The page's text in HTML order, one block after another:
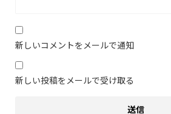
新しいコメントをメールで通知
新しい投稿をメールで受け取る